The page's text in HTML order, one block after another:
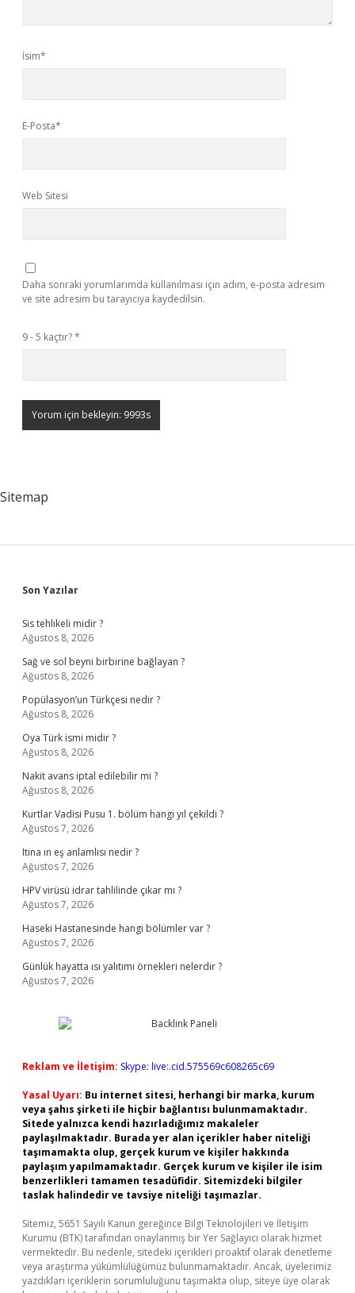
İsim*
E-Posta*
Web Sitesi
Daha sonraki yorumlarımda kullanılması için adım, e-posta adresim
ve site adresim bu tarayıcıya kaydedilsin.
9 - 5 kaçtır?*
Sitemap
Sidebar
Son Yazılar
Sis tehlikeli midir ?
Ağustos 8, 2026
Sağ ve sol beyni birbirine bağlayan ?
Ağustos 8, 2026
Popülasyon’un Türkçesi nedir ?
Ağustos 8, 2026
Oya Türk ismi midir ?
Ağustos 8, 2026
Nakit avans iptal edilebilir mi ?
Ağustos 8, 2026
Kurtlar Vadisi Pusu 1. bölüm hangi yıl çekildi ?
Ağustos 7, 2026
Itina ın eş anlamlısı nedir ?
Ağustos 7, 2026
HPV virüsü idrar tahlilinde çıkar mı ?
Ağustos 7, 2026
Haseki Hastanesinde hangi bölümler var ?
Ağustos 7, 2026
Günlük hayatta ısı yalıtımı örnekleri nelerdir ?
Ağustos 7, 2026
Reklam ve İletişim: Skype: live:.cid.575569c608265c69
Yasal Uyarı: Bu internet sitesi, herhangi bir marka, kurum
veya şahıs şirketi ile hiçbir bağlantısı bulunmamaktadır.
Sitede yalnızca kendi hazırladığımız makaleler
paylaşılmaktadır. Burada yer alan içerikler haber niteliği
taşımamakta olup, gerçek kurum ve kişiler hakkında
paylaşım yapılmamaktadır. Gerçek kurum ve kişiler ile isim
benzerlikleri tamamen tesadüfidir. Sitemizdeki bilgiler
taslak halindedir ve tavsiye niteliği taşımazlar.
Sitemiz, 5651 Sayılı Kanun gereğince Bilgi Teknolojileri ve İletişim
Kurumu (BTK) tarafından onaylanmış bir Yer Sağlayıcı olarak hizmet
vermektedir. Bu nedenle, sitedeki içerikleri proaktif olarak denetleme
veya araştırma yükümlülüğümüz bulunmamaktadır. Ancak, üyelerimiz
yazdıkları içeriklerin sorumluluğunu taşımakta olup, siteye üye olarak